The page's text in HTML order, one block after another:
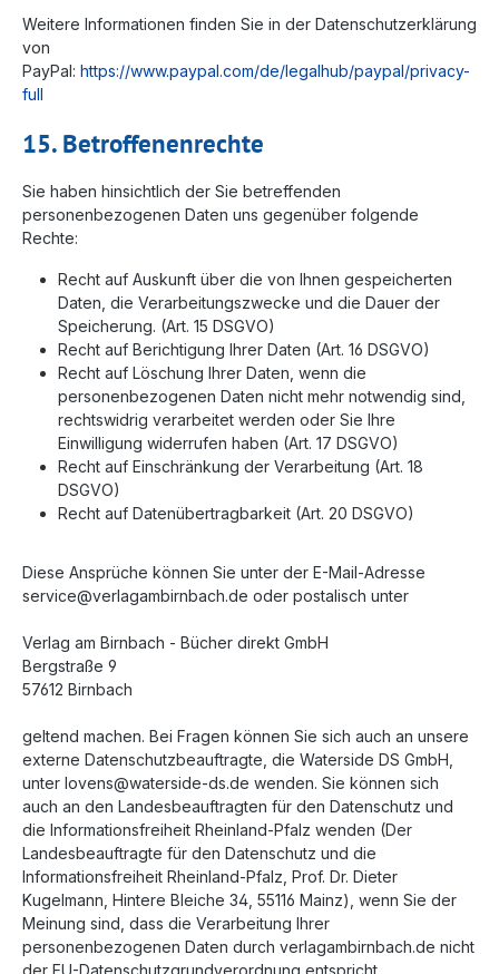
Weitere Informationen finden Sie in der Datenschutzerklärung
von
PayPal: https://www.paypal.com/de/legalhub/paypal/privacy-
full
15. Betroffenenrechte
Sie haben hinsichtlich der Sie betreffenden
personenbezogenen Daten uns gegenüber folgende
Rechte:
Recht auf Auskunft über die von Ihnen gespeicherten
Daten, die Verarbeitungszwecke und die Dauer der
Speicherung. (Art. 15 DSGVO)
Recht auf Berichtigung Ihrer Daten (Art. 16 DSGVO)
Recht auf Löschung Ihrer Daten, wenn die
personenbezogenen Daten nicht mehr notwendig sind,
rechtswidrig verarbeitet werden oder Sie Ihre
Einwilligung widerrufen haben (Art. 17 DSGVO)
Recht auf Einschränkung der Verarbeitung (Art. 18
DSGVO)
Recht auf Datenübertragbarkeit (Art. 20 DSGVO)
Diese Ansprüche können Sie unter der E-Mail-Adresse
service@verlagambirnbach.de oder postalisch unter
Verlag am Birnbach - Bücher direkt GmbH
Bergstraße 9
57612 Birnbach
geltend machen. Bei Fragen können Sie sich auch an unsere
externe Datenschutzbeauftragte, die Waterside DS GmbH,
unter lovens@waterside-ds.de wenden. Sie können sich
auch an den Landesbeauftragten für den Datenschutz und
die Informationsfreiheit Rheinland-Pfalz wenden (Der
Landesbeauftragte für den Datenschutz und die
Informationsfreiheit Rheinland-Pfalz, Prof. Dr. Dieter
Kugelmann, Hintere Bleiche 34, 55116 Mainz), wenn Sie der
Meinung sind, dass die Verarbeitung Ihrer
personenbezogenen Daten durch verlagambirnbach.de nicht
der EU-Datenschutzgrundverordnung entspricht.